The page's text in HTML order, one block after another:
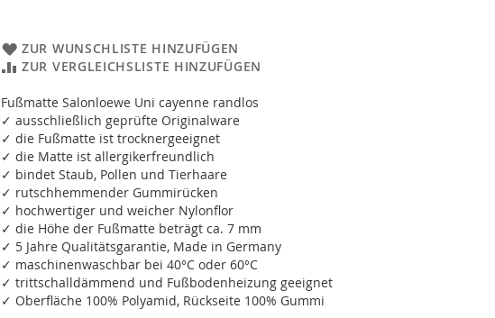
ZUR WUNSCHLISTE HINZUFÜGEN
ZUR VERGLEICHSLISTE HINZUFÜGEN
Fußmatte Salonloewe Uni cayenne randlos
✓ ausschließlich geprüfte Originalware
✓ die Fußmatte ist trocknergeeignet
✓ die Matte ist allergikerfreundlich
✓ bindet Staub, Pollen und Tierhaare
✓ rutschhemmender Gummirücken
✓ hochwertiger und weicher Nylonflor
✓ die Höhe der Fußmatte beträgt ca. 7 mm
✓ 5 Jahre Qualitätsgarantie, Made in Germany
✓ maschinenwaschbar bei 40°C oder 60°C
✓ trittschalldämmend und Fußbodenheizung geeignet
✓ Oberfläche 100% Polyamid, Rückseite 100% Gummi